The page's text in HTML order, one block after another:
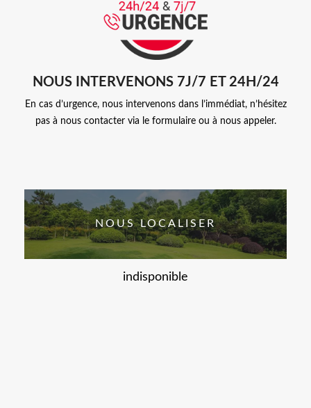
NOUS INTERVENONS 7J/7 ET 24H/24
En cas d’urgence, nous intervenons dans l’immédiat, n’hésitez
pas à nous contacter via le formulaire ou à nous appeler.
NOUS LOCALISER
indisponible